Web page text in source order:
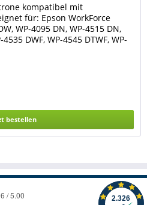
kompatibel mit
für: Epson WorkForce
WP-4095 DN, WP-4515 DN,
DWF, WP-4545 DTWF, WP-
Chip und zeigt den
Tintenpatronen Epson...
bestellen